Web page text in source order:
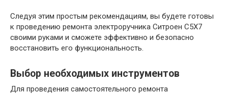
Следуя этим простым рекомендациям, вы будете готовы
к проведению ремонта электроручника Ситроен С5Х7
своими руками и сможете эффективно и безопасно
восстановить его функциональность.
Выбор необходимых инструментов
Для проведения самостоятельного ремонта